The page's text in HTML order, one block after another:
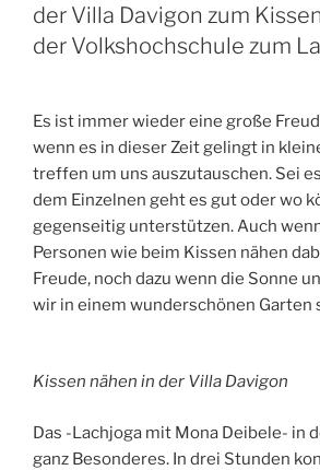
der Villa Davigon zum
der Volkshochschule zum
Es ist immer wieder eine große
wenn es in dieser Zeit gelingt in
treffen um uns auszutauschen. Sei
dem Einzelnen geht es gut oder wo
gegenseitig unterstützen. Auch
Personen wie beim Kissen nähen
Freude, noch dazu wenn die Sonne
wir in einem wunderschönen Garten
Kissen nähen in der Villa Davigon
Das -Lachjoga mit Mona Deibele- in
ganz Besonderes. In drei Stunden